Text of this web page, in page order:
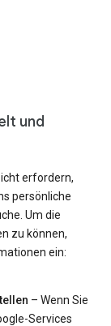
und
erfordern,
persönliche
Um die
zu können,
ein:
– Wenn Sie
Services